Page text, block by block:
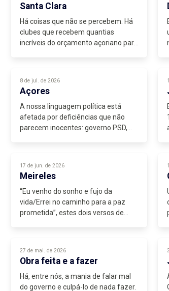
Santa Clara
Há coisas que não se percebem. Há
clubes que recebem quantias
incríveis do orçamento açoriano para
8 de jul. de 2026
Açores
A nossa linguagem política está
afetada por deficiências que não
parecem inocentes: governo PSD,
17 de jun. de 2026
Meireles
“Eu venho do sonho e fujo da
vida/Errei no caminho para a paz
prometida”, estes dois versos de
27 de mai. de 2026
Obra feita e a fazer
Há, entre nós, a mania de falar mal
do governo e culpá-lo de nada fazer.